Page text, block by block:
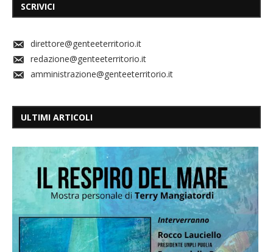
SCRIVICI
direttore@genteeterritorio.it
redazione@genteeterritorio.it
amministrazione@genteeterritorio.it
ULTIMI ARTICOLI